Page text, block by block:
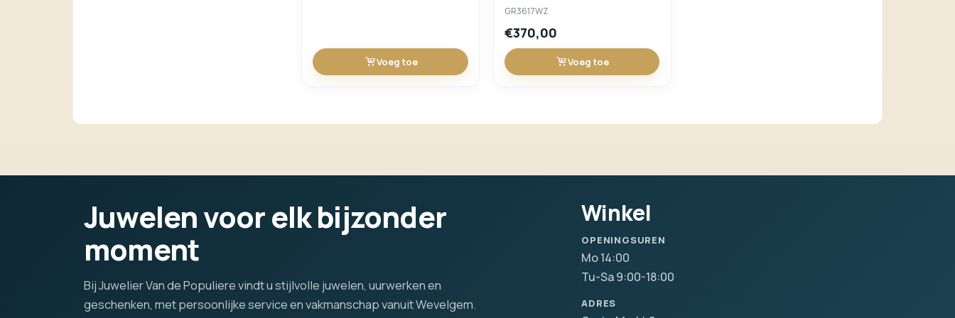
Voeg toe
GR3617WZ
€370,00
Voeg toe
Juwelen voor elk bijzonder
moment
Bij Juwelier Van de Populiere vindt u stijlvolle juwelen, uurwerken en
geschenken, met persoonlijke service en vakmanschap vanuit Wevelgem.
Winkel
OPENINGSUREN
Mo 14:00
Tu-Sa 9:00-18:00
ADRES